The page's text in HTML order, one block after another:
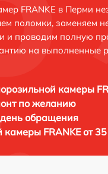
FRANKE в Перми
поломки, заменяем
и проводим полную
на выполненные
камеры
по желанию
обращения
камеры FRANKE от